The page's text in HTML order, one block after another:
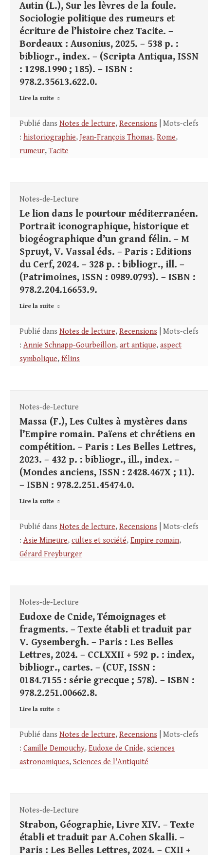
Autin (L.), Sur les lèvres de la foule.
Sociologie politique des rumeurs et
écriture de l’histoire chez Tacite. –
Bordeaux : Ausonius, 2025. – 538 p. :
bibliogr., index. – (Scripta Antiqua, ISSN
: 1298.1990 ; 185). – ISBN :
978.2.35613.622.0.
Lire la suite
Publié dans Notes de lecture, Recensions | Mots-clefs
: historiographie, Jean-François Thomas, Rome,
rumeur, Tacite
Notes-de-Lecture
Le lion dans le pourtour méditerranéen.
Portrait iconographique, historique et
biogéographique d’un grand félin. – M
Spruyt, V. Vassal éds. – Paris : Editions
du Cerf, 2024. – 328 p. : bibliogr., ill. –
(Patrimoines, ISSN : 0989.0793). – ISBN :
978.2.204.16653.9.
Lire la suite
Publié dans Notes de lecture, Recensions | Mots-clefs
: Annie Schnapp-Gourbeillon, art antique, aspect
symbolique, félins
Notes-de-Lecture
Massa (F.), Les Cultes à mystères dans
l’Empire romain. Païens et chrétiens en
compétition. – Paris : Les Belles Lettres,
2023. – 432 p. : bibliogr., ill., index. –
(Mondes anciens, ISSN : 2428.467X ; 11).
– ISBN : 978.2.251.45474.0.
Lire la suite
Publié dans Notes de lecture, Recensions | Mots-clefs
: Asie Mineure, cultes et société, Empire romain,
Gérard Freyburger
Notes-de-Lecture
Eudoxe de Cnide, Témoignages et
fragments. – Texte établi et traduit par
V. Gysembergh. – Paris : Les Belles
Lettres, 2024. – CCLXXII + 592 p. : index,
bibliogr., cartes. – (CUF, ISSN :
0184.7155 : série grecque ; 578). – ISBN :
978.2.251.00662.8.
Lire la suite
Publié dans Notes de lecture, Recensions | Mots-clefs
: Camille Demouchy, Eudoxe de Cnide, sciences
astronomiques, Sciences de l'Antiquité
Notes-de-Lecture
Strabon, Géographie, Livre XIV. – Texte
établi et traduit par A.Cohen Skalli. –
Paris : Les Belles Lettres, 2024. – CXII +